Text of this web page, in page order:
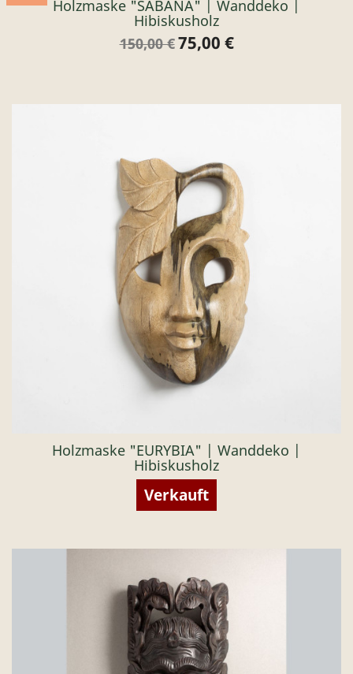
Holzmaske "SABANA" | Wanddeko |
Hibiskusholz
Verkaufspreis
150,00 € Preis
75,00 €
Holzmaske "EURYBIA" | Wanddeko |
Hibiskusholz
Verkauft